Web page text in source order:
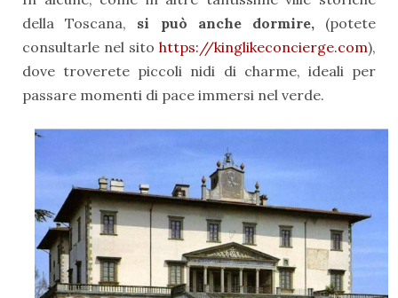
della Toscana, si può anche dormire, (potete
consultarle nel sito https://kinglikeconcierge.com),
dove troverete piccoli nidi di charme, ideali per
passare momenti di pace immersi nel verde.